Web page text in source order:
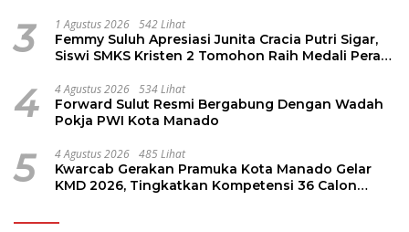
3 1 Agustus 2026 542 Lihat
Femmy Suluh Apresiasi Junita Cracia Putri Sigar,
Siswi SMKS Kristen 2 Tomohon Raih Medali Perak
4 4 Agustus 2026 534 Lihat
Forward Sulut Resmi Bergabung Dengan Wadah
Pokja PWI Kota Manado
5 4 Agustus 2026 485 Lihat
Kwarcab Gerakan Pramuka Kota Manado Gelar
KMD 2026, Tingkatkan Kompetensi 36 Calon